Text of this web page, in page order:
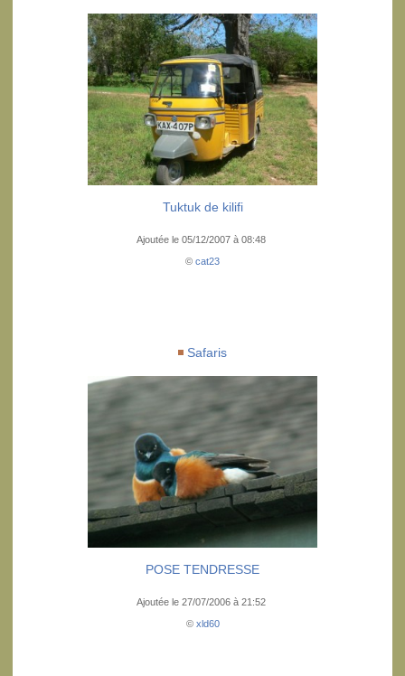
Tuktuk de kilifi
Ajoutée le 05/12/2007 à 08:48
© cat23
Safaris
POSE TENDRESSE
Ajoutée le 27/07/2006 à 21:52
© xld60